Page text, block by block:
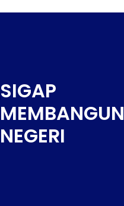
SIGAP
MEMBANGUN
NEGERI